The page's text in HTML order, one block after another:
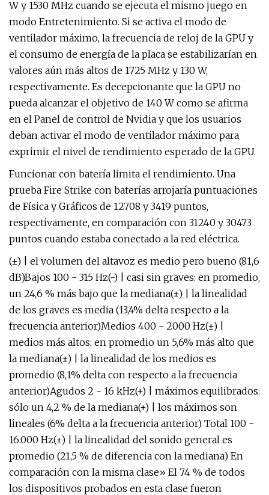
W y 1530 MHz cuando se ejecuta el mismo juego en
modo Entretenimiento. Si se activa el modo de
ventilador máximo, la frecuencia de reloj de la GPU y
el consumo de energía de la placa se estabilizarían en
valores aún más altos de 1725 MHz y 130 W,
respectivamente. Es decepcionante que la GPU no
pueda alcanzar el objetivo de 140 W como se afirma
en el Panel de control de Nvidia y que los usuarios
deban activar el modo de ventilador máximo para
exprimir el nivel de rendimiento esperado de la GPU.
Funcionar con batería limita el rendimiento. Una
prueba Fire Strike con baterías arrojaría puntuaciones
de Física y Gráficos de 12708 y 3419 puntos,
respectivamente, en comparación con 31240 y 30473
puntos cuando estaba conectado a la red eléctrica.
(±) | el volumen del altavoz es medio pero bueno (81,6
dB)Bajos 100 - 315 Hz(-) | casi sin graves: en promedio,
un 24,6 % más bajo que la mediana(±) | la linealidad
de los graves es media (13,4% delta respecto a la
frecuencia anterior)Medios 400 - 2000 Hz(±) |
medios más altos: en promedio un 5,6% más alto que
la mediana(±) | la linealidad de los medios es
promedio (8,1% delta con respecto a la frecuencia
anterior)Agudos 2 - 16 kHz(+) | máximos equilibrados:
sólo un 4,2 % de la mediana(+) | los máximos son
lineales (6% delta a la frecuencia anterior) Total 100 -
16.000 Hz(±) | la linealidad del sonido general es
promedio (21,5 % de diferencia con la mediana) En
comparación con la misma clase» El 74 % de todos
los dispositivos probados en esta clase fueron